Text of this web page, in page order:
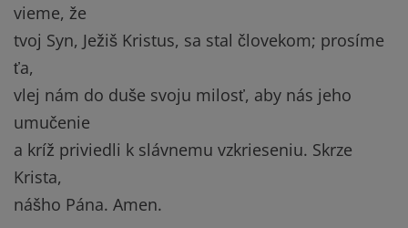
vieme, že
tvoj Syn, Ježiš Kristus, sa stal človekom; prosíme
ťa,
vlej nám do duše svoju milosť, aby nás jeho
umučenie
a kríž priviedli k slávnemu vzkrieseniu. Skrze
Krista,
nášho Pána. Amen.